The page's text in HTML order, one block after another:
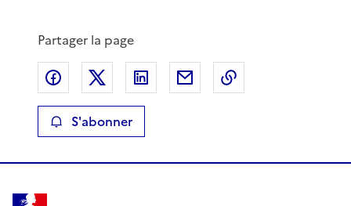
Partager la page
Partager sur Facebook
Partager sur XPartager sur LinkedIn
Partager par email
S'abonner